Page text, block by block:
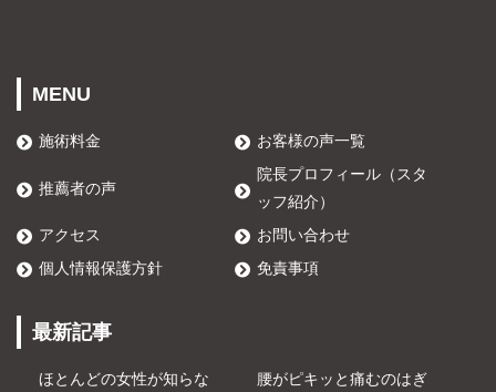
MENU
施術料金 お客様の声一覧
推薦者の声
院長プロフィール（スタ
ッフ紹介）
アクセス
お問い合わせ
個人情報保護方針
免責事項
最新記事
ほとんどの女性が知らな
腰がピキッと痛むのはぎ